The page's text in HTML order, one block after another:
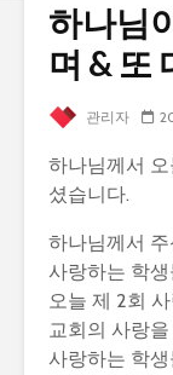
하나님
며 & 또
관리자
하나님께서
셨습니다.
하나님께서
사랑하는 학
오늘 제 2회
교회의 사랑
사랑하는 학